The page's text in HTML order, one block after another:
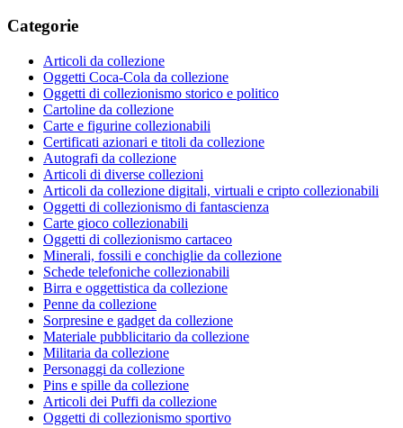
Categorie
Articoli da collezione
Oggetti Coca-Cola da collezione
Oggetti di collezionismo storico e politico
Cartoline da collezione
Carte e figurine collezionabili
Certificati azionari e titoli da collezione
Autografi da collezione
Articoli di diverse collezioni
Articoli da collezione digitali, virtuali e cripto collezionabili
Oggetti di collezionismo di fantascienza
Carte gioco collezionabili
Oggetti di collezionismo cartaceo
Minerali, fossili e conchiglie da collezione
Schede telefoniche collezionabili
Birra e oggettistica da collezione
Penne da collezione
Sorpresine e gadget da collezione
Materiale pubblicitario da collezione
Militaria da collezione
Personaggi da collezione
Pins e spille da collezione
Articoli dei Puffi da collezione
Oggetti di collezionismo sportivo